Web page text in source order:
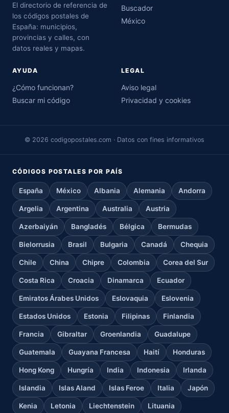
El directorio de referencia de
los códigos postales de
España: municipios,
provincias y calles, con
datos reales y mapas.
Buscador
México
AYUDA
¿Cómo funcionan?
Buscar mi código
LEGAL
Aviso legal
Privacidad y cookies
© 2026 codigopostales.com · Datos con fines informativos
CÓDIGOS POSTALES POR PAÍS
España México Albania Alemania Andorra
Argelia Argentina Australia Austria
Azerbaiyán Bangladés Bélgica Bermudas
Bielorrusia Brasil Bulgaria Canadá Chequia
Chile China Chipre Colombia Corea del Sur
Costa Rica Croacia Dinamarca Ecuador
Emiratos Árabes Unidos Eslovaquia Eslovenia
Estados Unidos Estonia Filipinas Finlandia
Francia Gibraltar Groenlandia Guadalupe
Guatemala Guayana Francesa Haití Honduras
Hong Kong Hungría India Indonesia Irlanda
Islandia Islas Aland Islas Feroe Italia Japón
Kenia Letonia Liechtenstein Lituania